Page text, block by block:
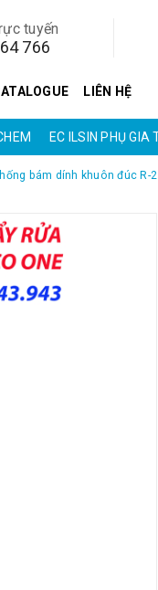
tuyến
766
LIÊN HỆ
EC ILSIN PHỤ GIA
bám dính khuôn đúc R-